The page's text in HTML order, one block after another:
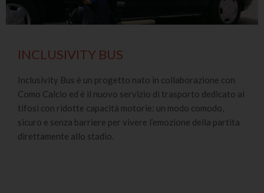
INCLUSIVITY BUS
Inclusivity Bus è un progetto nato in collaborazione con
Como Calcio ed è il nuovo servizio di trasporto dedicato ai
tifosi con ridotte capacità motorie: un modo comodo,
sicuro e senza barriere per vivere l’emozione della partita
direttamente allo stadio.